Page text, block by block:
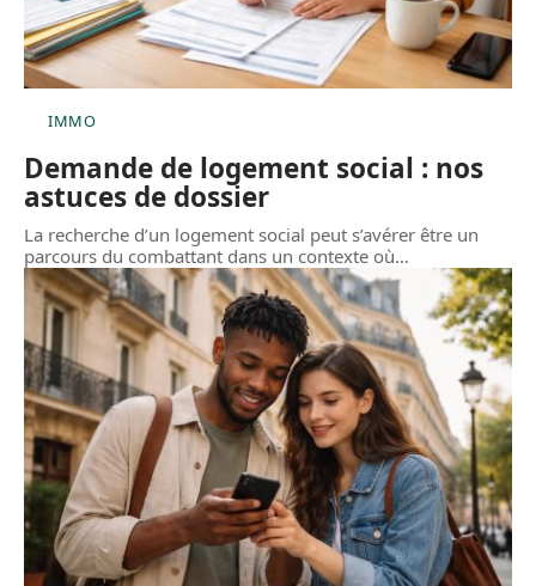
IMMO
Demande de logement social : nos
astuces de dossier
La recherche d’un logement social peut s’avérer être un
parcours du combattant dans un contexte où…